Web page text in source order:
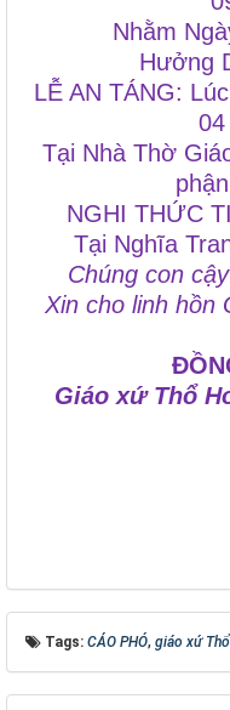
Nhằm
Hưởng
LỄ AN TÁNG:
Tại Nhà Thờ
NGHI THỨC
Tại Nghĩa
Chúng con
Xin cho linh hồn
Giáo xứ Thổ
Tags: CÁO PHÓ, giáo xứ